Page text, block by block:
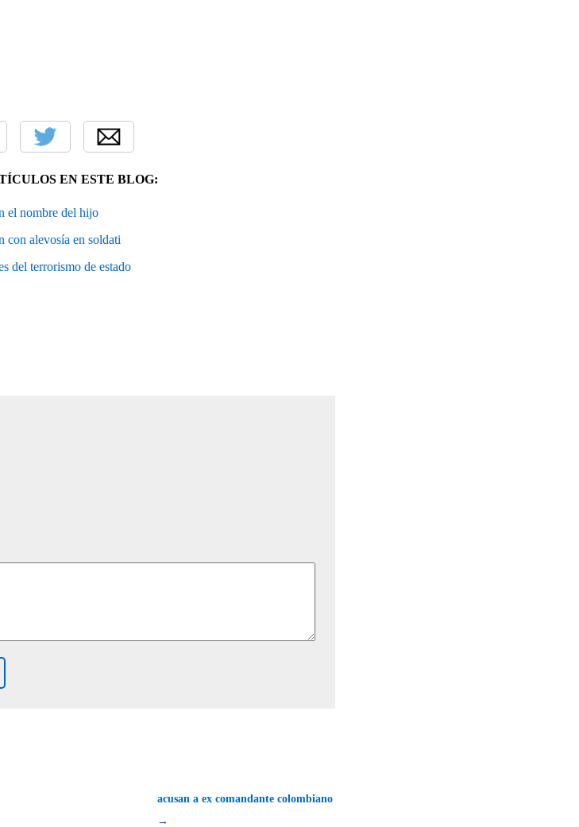
EN ESTE BLOG:
el nombre del hijo
con alevosía en soldati
del terrorismo de estado
acusan a ex comandante colombiano
→